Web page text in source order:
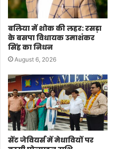
बलिया में शोक की लहर: रसड़ा
के बसपा विधायक उमाशंकर
सिंह का निधन
August 6, 2026
सेंट जेवियर्स में मेधावियों पर